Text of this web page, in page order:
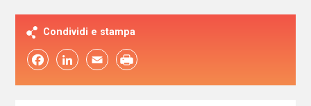
Condividi e stampa
FacebookLinkedIn Email